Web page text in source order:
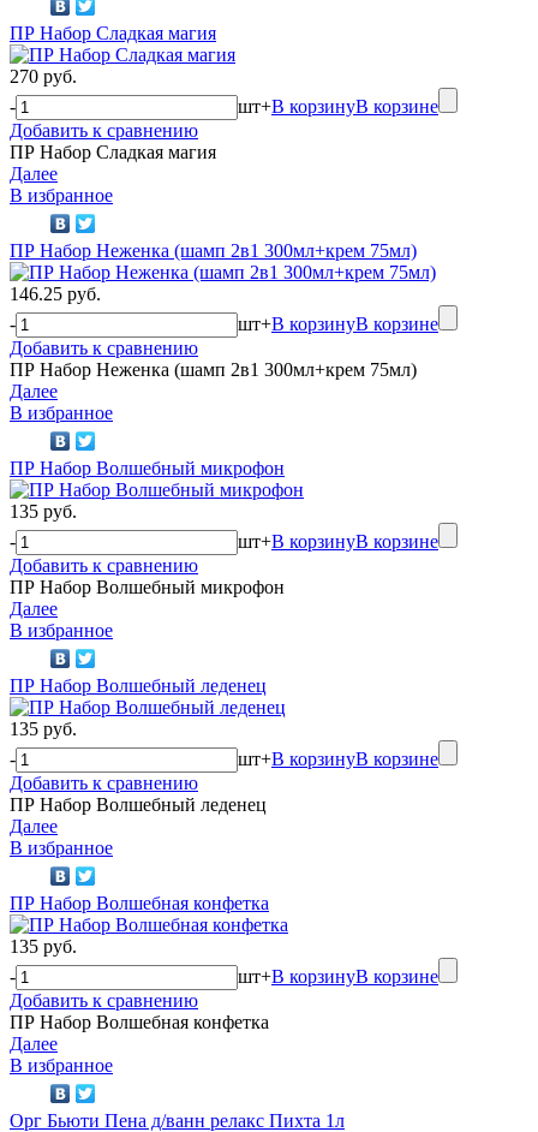
ПР Набор Сладкая магия
270 руб.
-
шт+В корзинуВ корзине
Добавить к сравнению
ПР Набор Сладкая магия
Далее
В избранное
ПР Набор Неженка (шамп 2в1 300мл+крем 75мл)
146.25 руб.
-
шт+В корзинуВ корзине
Добавить к сравнению
ПР Набор Неженка (шамп 2в1 300мл+крем 75мл)
Далее
В избранное
ПР Набор Волшебный микрофон
135 руб.
-
шт+В корзинуВ корзине
Добавить к сравнению
ПР Набор Волшебный микрофон
Далее
В избранное
ПР Набор Волшебный леденец
135 руб.
-
шт+В корзинуВ корзине
Добавить к сравнению
ПР Набор Волшебный леденец
Далее
В избранное
ПР Набор Волшебная конфетка
135 руб.
-
шт+В корзинуВ корзине
Добавить к сравнению
ПР Набор Волшебная конфетка
Далее
В избранное
Орг Бьюти Пена д/ванн релакс Пихта 1л